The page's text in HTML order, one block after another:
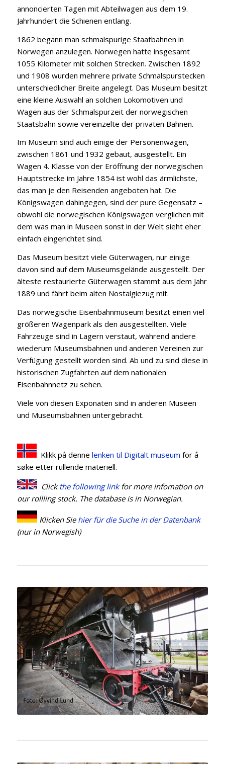
annoncierten Tagen mit Abteilwagen aus dem 19.
Jahrhundert die Schienen entlang.
1862 begann man schmalspurige Staatbahnen in
Norwegen anzulegen. Norwegen hatte insgesamt
1055 Kilometer mit solchen Strecken. Zwischen 1892
und 1908 wurden mehrere private Schmalspurstecken
unterschiedlicher Breite angelegt. Das Museum besitzt
eine kleine Auswahl an solchen Lokomotiven und
Wagen aus der Schmalspurzeit der norwegischen
Staatsbahn sowie vereinzelte der privaten Bahnen.
Im Museum sind auch einige der Personenwagen,
zwischen 1861 und 1932 gebaut, ausgestellt. Ein
Wagen 4. Klasse von der Eröffnung der norwegischen
Hauptstrecke im Jahre 1854 ist wohl das ärmlichste,
das man je den Reisenden angeboten hat. Die
Königswagen dahingegen, sind der pure Gegensatz –
obwohl die norwegischen Königswagen verglichen mit
dem was man in Museen sonst in der Welt sieht eher
einfach eingerichtet sind.
Das Museum besitzt viele Güterwagen, nur einige
davon sind auf dem Museumsgelände ausgestellt. Der
älteste restaurierte Güterwagen stammt aus dem Jahr
1889 und fährt beim alten Nostalgiezug mit.
Das norwegische Eisenbahnmuseum besitzt einen viel
größeren Wagenpark als den ausgestellten. Viele
Fahrzeuge sind in Lagern verstaut, während andere
wiederum Museumsbahnen und anderen Vereinen zur
Verfügung gestellt worden sind. Ab und zu sind diese in
historischen Zugfahrten auf dem nationalen
Eisenbahnnetz zu sehen.
Viele von diesen Exponaten sind in anderen Museen
und Museumsbahnen untergebracht.
Klikk på denne lenken til Digitalt museum for å
søke etter rullende materiell.
Clickthe following linkfor more infomation on
our rollling stock. The database is in Norwegian.
Klicken Sie hier für die Suche in der Datenbank
(nur in Norwegish)